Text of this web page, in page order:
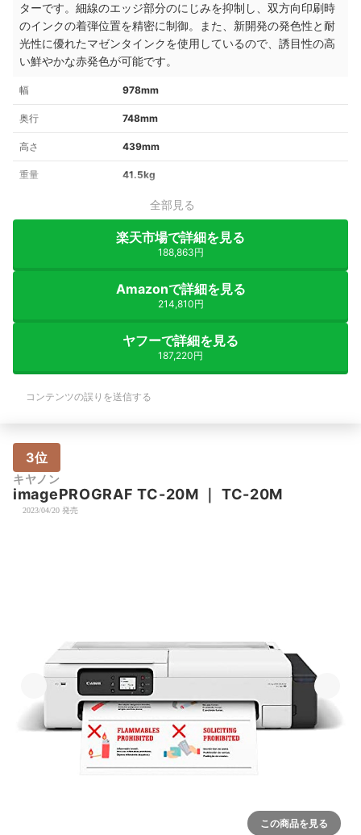
ターです。細線のエッジ部分のにじみを抑制し、双方向印刷時
のインクの着弾位置を精密に制御。また、新開発の発色性と耐
光性に優れたマゼンタインクを使用しているので、誘目性の高
い鮮やかな赤発色が可能です。
幅 978mm
奥行 748mm
高さ 439mm
重量 41.5kg
全部見る
楽天市場で詳細を見る
188,863円
Amazonで詳細を見る
214,810円
ヤフーで詳細を見る
187,220円
コンテンツの誤りを送信する
3位
キヤノン
imagePROGRAF TC-20M TC-20M
2023/04/20 発売
この商品を見る